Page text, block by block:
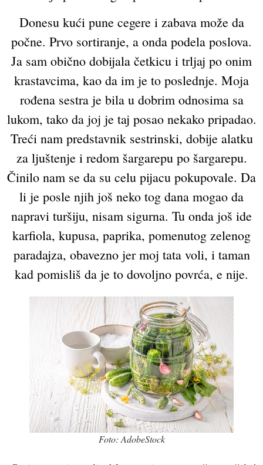
Donesu kući pune cegere i zabava može da
počne. Prvo sortiranje, a onda podela poslova.
Ja sam obično dobijala četkicu i trljaj po onim
krastavcima, kao da im je to poslednje. Moja
rođena sestra je bila u dobrim odnosima sa
lukom, tako da joj je taj posao nekako pripadao.
Treći nam predstavnik sestrinski, dobije alatku
za ljuštenje i redom šargarepu po šargarepu.
Činilo nam se da su celu pijacu pokupovale. Da
li je posle njih još neko tog dana mogao da
napravi turšiju, nisam sigurna. Tu onda još ide
karfiola, kupusa, paprika, pomenutog zelenog
paradajza, obavezno jer moj tata voli, i taman
kad pomisliš da je to dovoljno povrća, e nije.
Foto: AdobeStock